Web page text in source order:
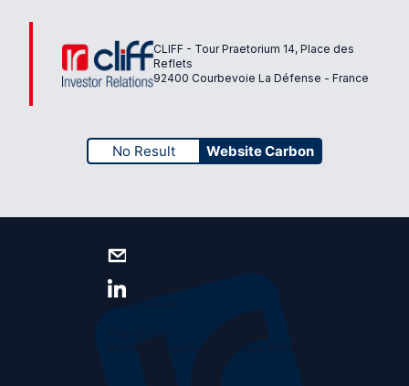
CLIFF - Tour Praetorium 14, Place des
Reflets
92400 Courbevoie La Défense - France
No Result Website Carbon